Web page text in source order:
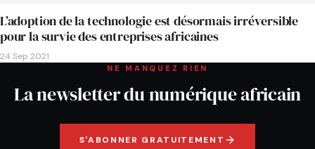
L’adoption de la technologie est désormais irréversible
pour la survie des entreprises africaines
24 Sep 2021
NE MANQUEZ RIEN
La newsletter du numérique africain
S'ABONNER GRATUITEMENT